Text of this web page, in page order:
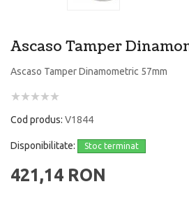
Ascaso Tamper
Ascaso Tamper Dinamometric 57mm
Cod produs: V1844
Disponibilitate: Stoc terminat
421,14 RON